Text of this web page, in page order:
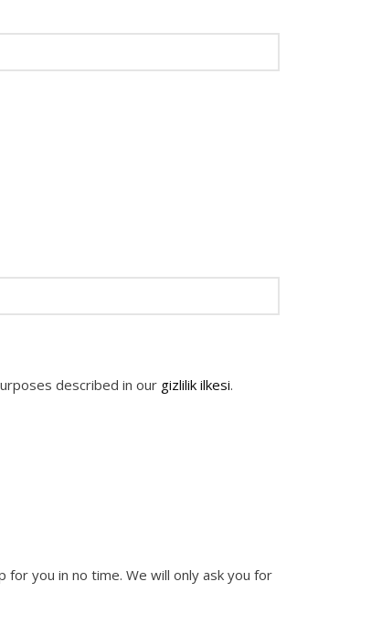
described in our gizlilik ilkesi.
you in no time. We will only ask you for